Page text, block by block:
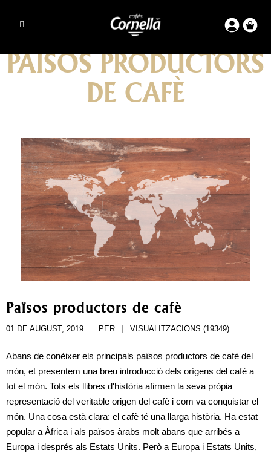
PAÏSOS PRODUCTORS
DE CAFÈ
Països productors de cafè
01 DE AUGUST, 2019 PER VISUALITZACIONS (19349)
Abans de conèixer els principals països productors de cafè del
món, et presentem una breu introducció dels orígens del cafè a
tot el món. Tots els llibres d'història afirmen la seva pròpia
representació del veritable origen del cafè i com va conquistar el
món. Una cosa està clara: el cafè té una llarga història. Ha estat
popular a Àfrica i als països àrabs molt abans que arribés a
Europa i després als Estats Units. Però a Europa i Estats Units,